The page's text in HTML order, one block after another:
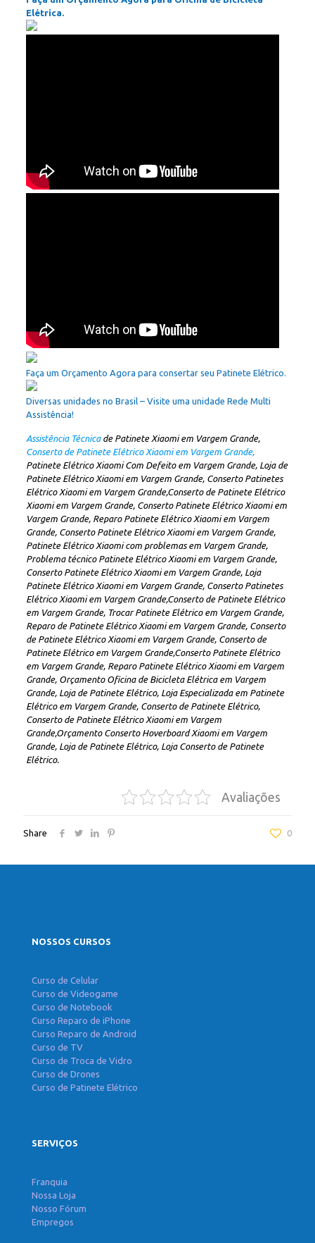
Elétrica.
Faça um Orçamento Agora para consertar seu Patinete Elétrico.
Diversas unidades no Brasil – Visite uma unidade Rede Multi
Assistência!
Assistência Técnicade Patinete Xiaomi em Vargem Grande,
Conserto de Patinete Elétrico Xiaomi em Vargem Grande,
Patinete Elétrico Xiaomi Com Defeito em Vargem Grande, Loja de
Patinete Elétrico Xiaomi em Vargem Grande, Conserto Patinetes
Elétrico Xiaomi em Vargem Grande,Conserto de Patinete Elétrico
Xiaomi em Vargem Grande, Conserto Patinete Elétrico Xiaomi em
Vargem Grande, Reparo Patinete Elétrico Xiaomi em Vargem
Grande, Conserto Patinete Elétrico Xiaomi em Vargem Grande,
Patinete Elétrico Xiaomi com problemas em Vargem Grande,
Problema técnico Patinete Elétrico Xiaomi em Vargem Grande,
Conserto Patinete Elétrico Xiaomi em Vargem Grande, Loja
Patinete Elétrico Xiaomi em Vargem Grande, Conserto Patinetes
Elétrico Xiaomi em Vargem Grande,Conserto de Patinete Elétrico
em Vargem Grande, Trocar Patinete Elétrico em Vargem Grande,
Reparo de Patinete Elétrico Xiaomi em Vargem Grande, Conserto
de Patinete Elétrico Xiaomi em Vargem Grande, Conserto de
Patinete Elétrico em Vargem Grande,Conserto Patinete Elétrico
em Vargem Grande, Reparo Patinete Elétrico Xiaomi em Vargem
Grande, Orçamento Oficina de Bicicleta Elétrica em Vargem
Grande, Loja de Patinete Elétrico, Loja Especializada em Patinete
Elétrico em Vargem Grande, Conserto de Patinete Elétrico,
Conserto de Patinete Elétrico Xiaomi em Vargem
Grande,Orçamento Conserto Hoverboard Xiaomi em Vargem
Grande, Loja de Patinete Elétrico, Loja Conserto de Patinete
Elétrico.
Avaliações
Share 0
NOSSOS CURSOS
Curso de Celular
Curso de Videogame
Curso de Notebook
Curso Reparo de iPhone
Curso Reparo de Android
Curso de TV
Curso de Troca de Vidro
Curso de Drones
Curso de Patinete Elétrico
SERVIÇOS
Franquia
Nossa Loja
Nosso Fórum
Empregos